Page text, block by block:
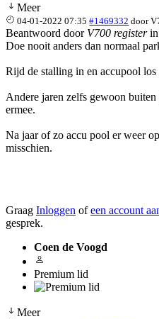
Meer
04-01-2022 07:35 #1469332 door
Beantwoord door V700 registerin
Doe nooit anders dan normaal
Rijd de stalling in en accupool los
Andere jaren zelfs gewoon
ermee.
Na jaar of zo accu pool er weer
misschien.
Graag Inloggen ofeen account
gesprek.
Coen de Voogd
Premium lid
Meer